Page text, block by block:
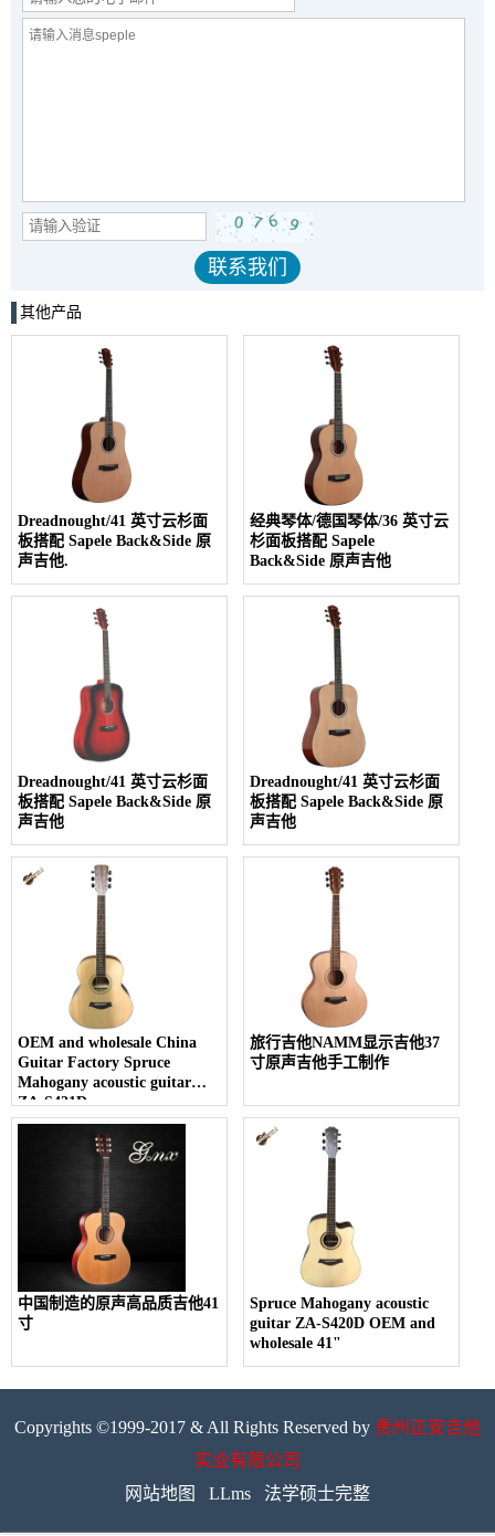
其他产品
Dreadnought/41 英寸云杉面
板搭配 Sapele Back&Side 原
声吉他.
经典琴体/德国琴体/36 英寸云
杉面板搭配 Sapele
Back&Side 原声吉他
Dreadnought/41 英寸云杉面
板搭配 Sapele Back&Side 原
声吉他
Dreadnought/41 英寸云杉面
板搭配 Sapele Back&Side 原
声吉他
OEM and wholesale China
Guitar Factory Spruce
Mahogany acoustic guitar
ZA-S421D
旅行吉他NAMM显示吉他37
寸原声吉他手工制作
中国制造的原声高品质吉他41
寸
Spruce Mahogany acoustic
guitar ZA-S420D OEM and
wholesale 41"
Copyrights ©1999-2017 & All Rights Reserved by 贵州正安吉他
实业有限公司
网站地图
LLms 法学硕士完整